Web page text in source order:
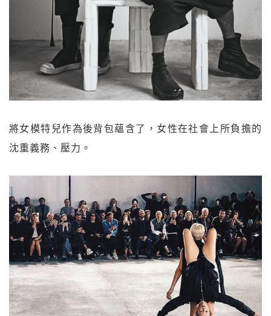
將女模特兒作為後背包蘊含了，女性在社會上所負擔的
沈重義務、壓力。